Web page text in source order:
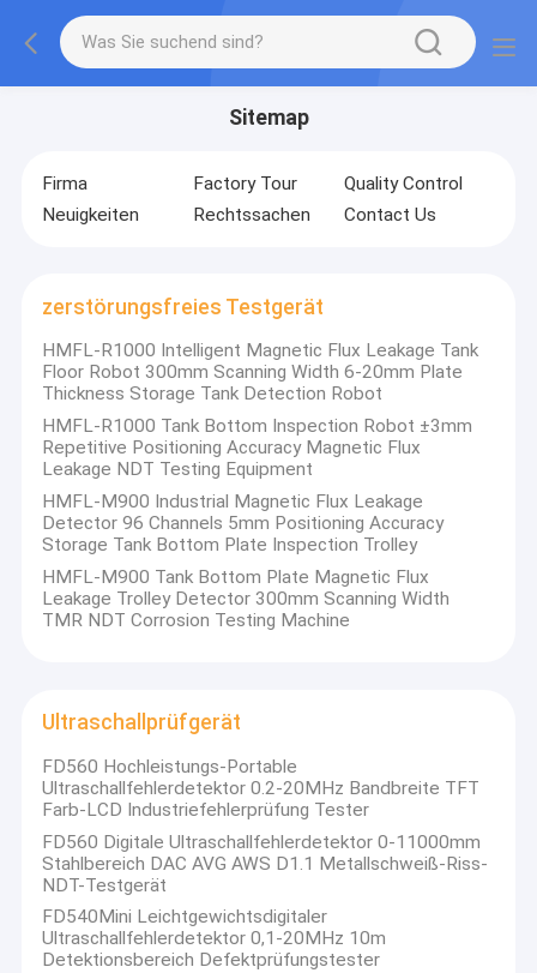
Sitemap
Firma Factory Tour
Quality Control
Neuigkeiten
Rechtssachen Contact Us
zerstörungsfreies Testgerät
HMFL-R1000 Intelligent Magnetic Flux Leakage Tank
Floor Robot 300mm Scanning Width 6‑20mm Plate
Thickness Storage Tank Detection Robot
HMFL-R1000 Tank Bottom Inspection Robot ±3mm
Repetitive Positioning Accuracy Magnetic Flux
Leakage NDT Testing Equipment
HMFL-M900 Industrial Magnetic Flux Leakage
Detector 96 Channels 5mm Positioning Accuracy
Storage Tank Bottom Plate Inspection Trolley
HMFL-M900 Tank Bottom Plate Magnetic Flux
Leakage Trolley Detector 300mm Scanning Width
TMR NDT Corrosion Testing Machine
Ultraschallprüfgerät
FD560 Hochleistungs-Portable
Ultraschallfehlerdetektor 0.2-20MHz Bandbreite TFT
Farb-LCD Industriefehlerprüfung Tester
FD560 Digitale Ultraschallfehlerdetektor 0-11000mm
Stahlbereich DAC AVG AWS D1.1 Metallschweiß-Riss-
NDT-Testgerät
FD540Mini Leichtgewichtsdigitaler
Ultraschallfehlerdetektor 0,1-20MHz 10m
Detektionsbereich Defektprüfungstester